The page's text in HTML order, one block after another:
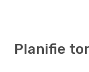
Planifie